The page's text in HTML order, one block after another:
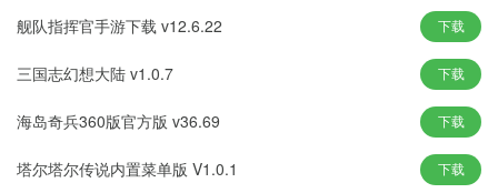
游戏特色
数百种武器装备供你装备搭配，刺激的战斗给你流畅的游戏体验。
指挥舰队作战需要预测敌人的攻击范围并采取行动躲避敌人。
PVP 玩家对战玩家，， 通过挑战关卡获取资源，购买属于自己的超
级战舰。
舰队指挥官手游下载 v12.6.22 下载
三国志幻想大陆 v1.0.7 下载
海岛奇兵360版官方版 v36.69 下载
塔尔塔尔传说内置菜单版 V1.0.1 下载